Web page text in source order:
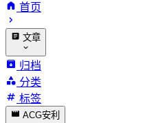
首页
文章
归档
分类
标签
ACG安利